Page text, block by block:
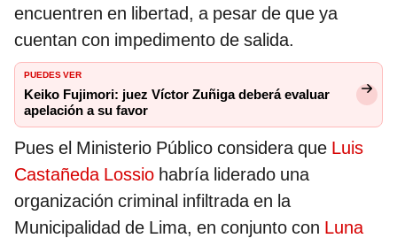
encuentren en libertad, a pesar de que ya
cuentan con impedimento de salida.
PUEDES VER
Keiko Fujimori: juez Víctor Zuñiga deberá evaluar
apelación a su favor
Pues el Ministerio Público considera que Luis
Castañeda Lossio habría liderado una
organización criminal infiltrada en la
Municipalidad de Lima, en conjunto con Luna